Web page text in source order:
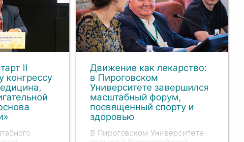
II
конгрессу
Движение как лекарство:
в Пироговском
Университете завершился
масштабный форум,
посвященный спорту и
здоровью
В Пироговском Университете